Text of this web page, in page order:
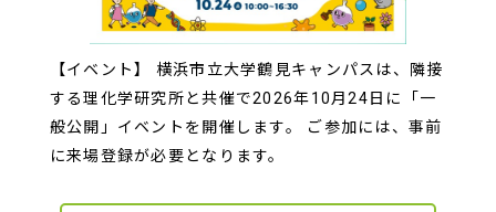
【イベント】 横浜市立大学鶴見キャンパスは、隣接
する理化学研究所と共催で2026年10月24日に「一
般公開」イベントを開催します。 ご参加には、事前
に来場登録が必要となります。